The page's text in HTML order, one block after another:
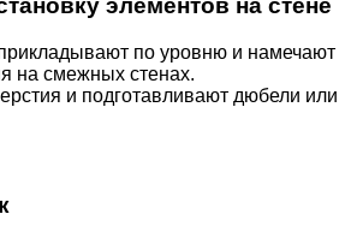
элементов на стене
по уровню и намечают
на смежных стенах.
и подготавливают дюбели или